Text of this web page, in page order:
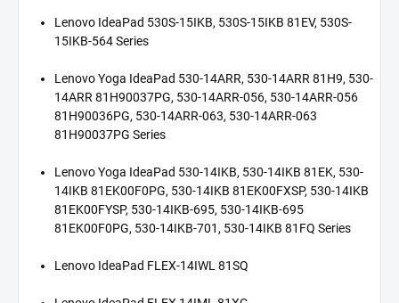
Lenovo IdeaPad 530S-15IKB, 530S-15IKB 81EV, 530S-
15IKB-564 Series
Lenovo Yoga IdeaPad 530-14ARR, 530-14ARR 81H9, 530-
14ARR 81H90037PG, 530-14ARR-056, 530-14ARR-056
81H90036PG, 530-14ARR-063, 530-14ARR-063
81H90037PG Series
Lenovo Yoga IdeaPad 530-14IKB, 530-14IKB 81EK, 530-
14IKB 81EK00F0PG, 530-14IKB 81EK00FXSP, 530-14IKB
81EK00FYSP, 530-14IKB-695, 530-14IKB-695
81EK00F0PG, 530-14IKB-701, 530-14IKB 81FQ Series
Lenovo IdeaPad FLEX-14IWL 81SQ